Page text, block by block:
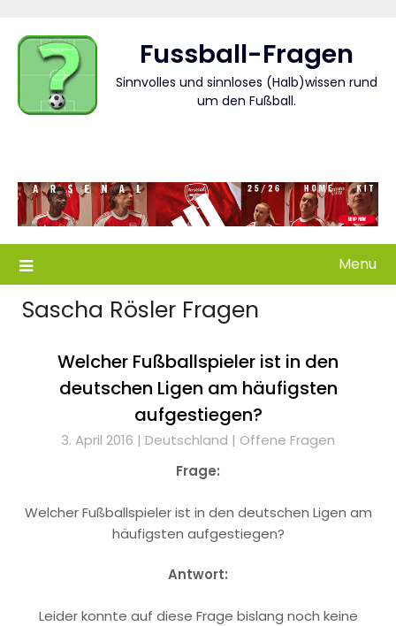
content
Fussball-Fragen
Sinnvolles und sinnloses (Halb)wissen rund
um den Fußball.
Menu
Sascha Rösler Fragen
Welcher Fußballspieler ist in den
deutschen Ligen am häufigsten
aufgestiegen?
3. April 2016 | Deutschland | Offene Fragen
Frage:
Welcher Fußballspieler ist in den deutschen Ligen am
häufigsten aufgestiegen?
Antwort:
Leider konnte auf diese Frage bislang noch keine